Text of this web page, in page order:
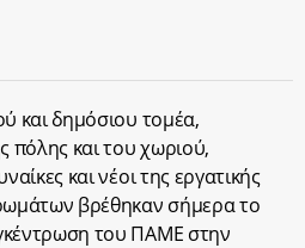
και δημόσιου τομέα,
πόλης και του χωριού,
και νέοι της εργατικής
βρέθηκαν σήμερα το
του ΠΑΜΕ στην